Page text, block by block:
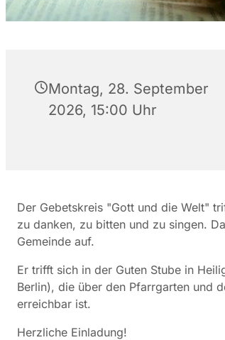
Montag, 28. September
2026, 15:00 Uhr
Der Gebetskreis "Gott und die Welt"
zu danken, zu bitten und zu singen.
Gemeinde auf.
Er trifft sich in der Guten Stube in
Berlin), die über den Pfarrgarten und
erreichbar ist.
Herzliche Einladung!